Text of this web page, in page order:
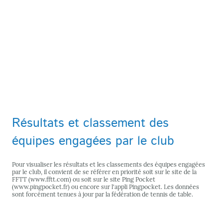
Résultats et classement des
équipes engagées par le club
Pour visualiser les résultats et les classements des équipes engagées
par le club, il convient de se référer en priorité soit sur le site de la
FFTT (www.fftt.com) ou soit sur le site Ping Pocket
(www.pingpocket.fr) ou encore sur l'appli Pingpocket. Les données
sont forcément tenues à jour par la fédération de tennis de table.